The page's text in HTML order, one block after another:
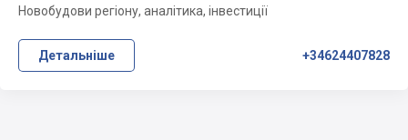
Новобудови регіону, аналітика, інвестиції
Детальніше +34624407828